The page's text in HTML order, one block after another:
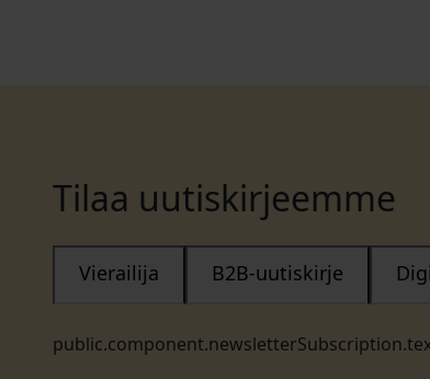
Tilaa uutiskirjeemme
Vierailija B2B-uutiskirje